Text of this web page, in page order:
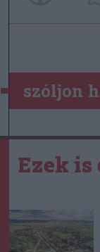
szóljon
Ezek